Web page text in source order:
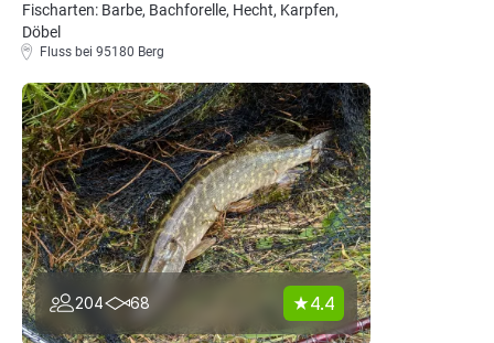
Fischarten: Barbe, Bachforelle, Hecht, Karpfen,
Döbel
Fluss bei 95180 Berg
204 68 4.4